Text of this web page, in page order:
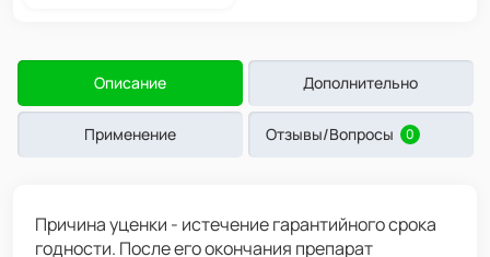
Описание Дополнительно
Применение Отзывы/Вопросы 0
Причина уценки - истечение гарантийного срока
годности. После его окончания препарат